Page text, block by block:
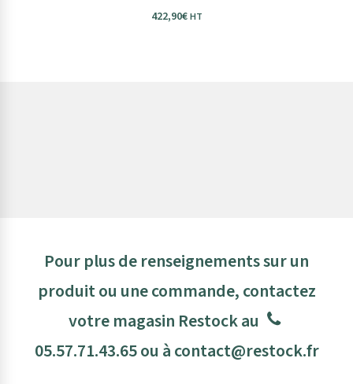
422,90€ HT
Pour plus de renseignements sur un
produit ou une commande, contactez
votre magasin Restock au
05.57.71.43.65ou àcontact@restock.fr